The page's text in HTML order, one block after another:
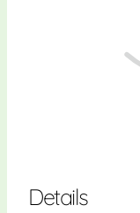
Details